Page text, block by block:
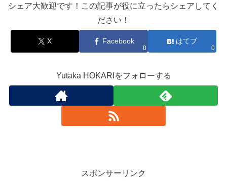
シェア大歓迎です！この記事が役に立ったらシェアしてく
ださい！
X Facebook
0
はてブ
0
Yutaka HOKARIをフォローする
スポンサーリンク